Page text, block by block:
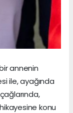
annenin
ile, ayağında
konu